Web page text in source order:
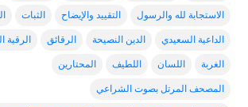
الاستجابة لله والرسول التقييد والإيضاح الثبات
الداعية السعيدي الدين النصيحة الرقائق الرقية
الغربة اللسان اللطيف المحتارين
المصحف المرتل بصوت الشراعي